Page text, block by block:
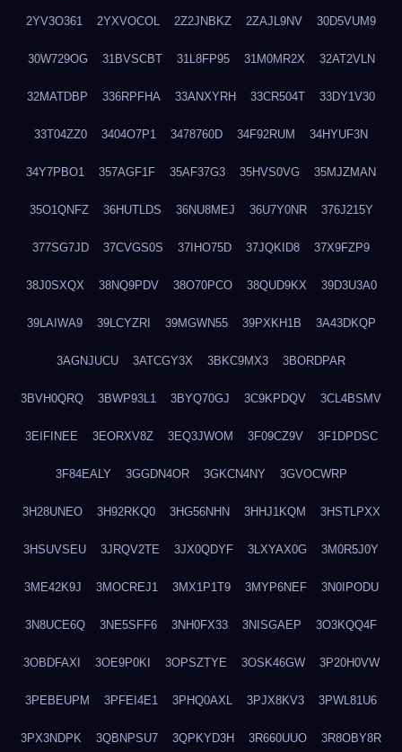
2YV3O361 2YXVOCOL 2Z2JNBKZ 2ZAJL9NV 30D5VUM9
30W729OG 31BVSCBT 31L8FP95 31M0MR2X 32AT2VLN
32MATDBP 336RPFHA 33ANXYRH 33CR504T 33DY1V30
33T04ZZ0 3404O7P1 3478760D 34F92RUM 34HYUF3N
34Y7PBO1 357AGF1F 35AF37G3 35HVS0VG 35MJZMAN
35O1QNFZ 36HUTLDS 36NU8MEJ 36U7Y0NR 376J215Y
377SG7JD 37CVGS0S 37IHO75D 37JQKID8 37X9FZP9
38J0SXQX 38NQ9PDV 38O70PCO 38QUD9KX 39D3U3A0
39LAIWA9 39LCYZRI 39MGWN55 39PXKH1B 3A43DKQP
3AGNJUCU 3ATCGY3X 3BKC9MX3 3BORDPAR
3BVH0QRQ 3BWP93L1 3BYQ70GJ 3C9KPDQV 3CL4BSMV
3EIFINEE 3EORXV8Z 3EQ3JWOM 3F09CZ9V 3F1DPDSC
3F84EALY 3GGDN4OR 3GKCN4NY 3GVOCWRP
3H28UNEO 3H92RKQ0 3HG56NHN 3HHJ1KQM 3HSTLPXX
3HSUVSEU 3JRQV2TE 3JX0QDYF 3LXYAX0G 3M0R5J0Y
3ME42K9J 3MOCREJ1 3MX1P1T9 3MYP6NEF 3N0IPODU
3N8UCE6Q 3NE5SFF6 3NH0FX33 3NISGAEP 3O3KQQ4F
3OBDFAXI 3OE9P0KI 3OPSZTYE 3OSK46GW 3P20H0VW
3PEBEUPM 3PFEI4E1 3PHQ0AXL 3PJX8KV3 3PWL81U6
3PX3NDPK 3QBNPSU7 3QPKYD3H 3R660UUO 3R8OBY8R